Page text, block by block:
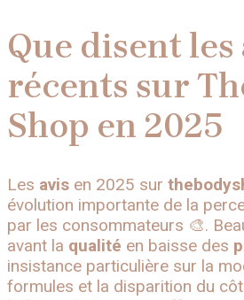
Que disent les
récents sur
Shop en 2025
Les avis en 2025 sur
évolution importante de la
par les consommateurs 🎨.
avant la qualité en baisse des
insistance particulière sur la
formules et la disparition du